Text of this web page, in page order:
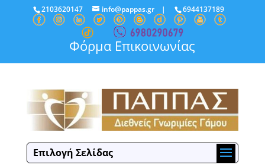
2103620147 info@pappas.gr| 6944137189
Φόρμα Επικοινωνίας
Επιλογή Σελίδας